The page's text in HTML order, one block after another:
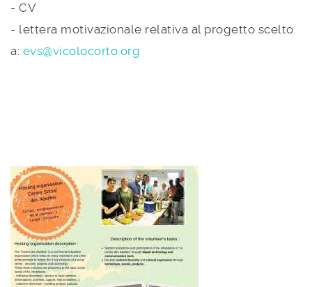
- CV
- lettera motivazionale relativa al progetto scelto
a: evs@vicolocorto.org